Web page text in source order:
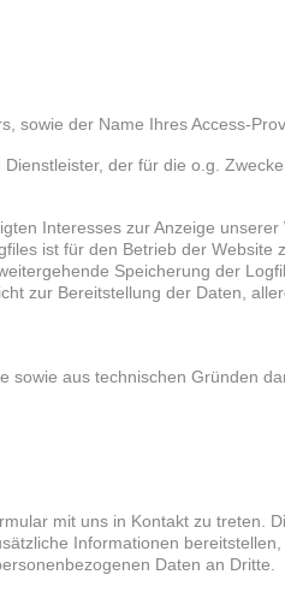
sowie der Name Ihres Access-
der für die o.g.
Interesses zur Anzeige
ist für den Betrieb der
Speicherung der
zur Bereitstellung der Daten,
aus technischen Gründen
mit uns in Kontakt zu treten.
Informationen
Daten an Dritte.